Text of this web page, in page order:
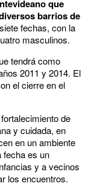
que
barrios de
fechas, con la
masculinos.
tendrá como
2011 y 2014. El
el cierre en el
de
y cuidada, en
en un ambiente
fecha es un
y a vecinos
los encuentros.